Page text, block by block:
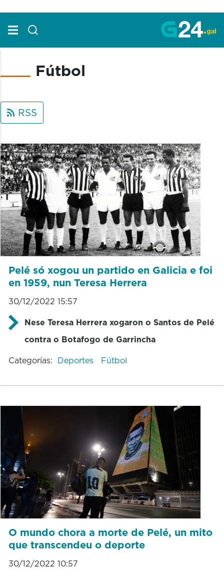
Fútbol
RSS
Pelé só xogou un partido en Galicia e foi
en 1959, nun Teresa Herrera
30/12/2022 15:57
Nese Teresa Herrera xogaron o Santos de Pelé
contra o Botafogo de Garrincha
Categorías: Deportes Fútbol
O mundo chora a morte de Pelé, un mito
que transcendeu o deporte
30/12/2022 10:57